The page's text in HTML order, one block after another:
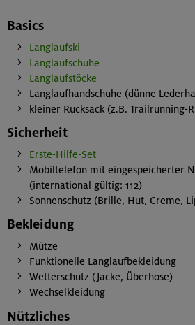
Basics
Langlaufski
Langlaufschuhe
Langlaufstöcke
Langlaufhandschuhe (dünne
kleiner Rucksack (z.B. Trailrunning-
Sicherheit
Erste-Hilfe-Set
Mobiltelefon mit eingespeicherter
(international gültig: 112)
Sonnenschutz (Brille, Hut, Creme,
Bekleidung
Mütze
Funktionelle Langlaufbekleidung
Wetterschutz (Jacke, Überhose)
Wechselkleidung
Nützliches